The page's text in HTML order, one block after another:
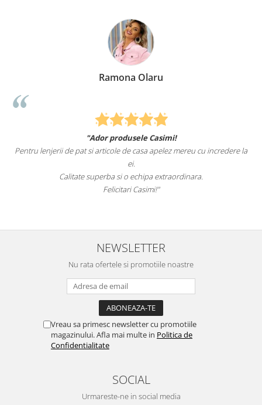
"Ador produsele Casimi!
si articole de casa apelez mereu cu incredere la
superba si o echipa extraordinara.
sunteti cei mai buni.
NEWSLETTER
Nu rata ofertele si promotiile noastre
Vreau sa primesc newsletter cu promotiile
magazinului. Afla mai multe in Politica de
Confidentialitate
SOCIAL
Urmareste-ne in social media